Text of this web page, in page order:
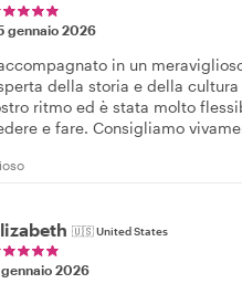
gennaio 2026
in un
della storia e della
ritmo ed è stata molto
e fare. Consigliamo
🇺🇸United States
2026